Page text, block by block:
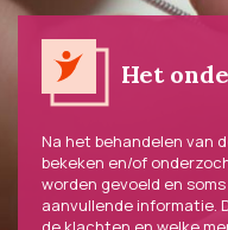
Het
Na het behandelen van
bekeken en/of
worden gevoeld en
aanvullende informatie.